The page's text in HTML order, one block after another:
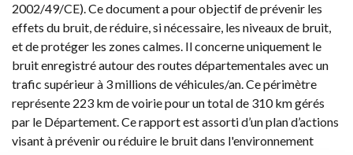
2002/49/CE). Ce document a pour objectif de prévenir les
effets du bruit, de réduire, si nécessaire, les niveaux de bruit,
et de protéger les zones calmes. Il concerne uniquement le
bruit enregistré autour des routes départementales avec un
trafic supérieur à 3 millions de véhicules/an. Ce périmètre
représente 223 km de voirie pour un total de 310 km gérés
par le Département. Ce rapport est assorti d’un plan d’actions
visant à prévenir ou réduire le bruit dans l'environnement